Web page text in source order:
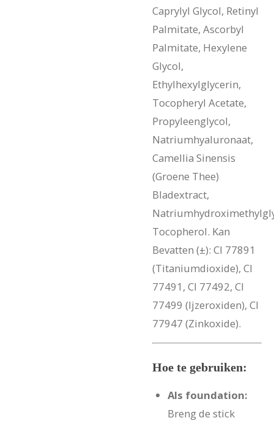
Caprylyl Glycol, Retinyl
Palmitate, Ascorbyl
Palmitate, Hexylene
Glycol,
Ethylhexylglycerin,
Tocopheryl Acetate,
Propyleenglycol,
Natriumhyaluronaat,
Camellia Sinensis
(Groene Thee)
Bladextract,
Tocopherol. Kan
Bevatten (±): CI 77891
(Titaniumdioxide), CI
77491, CI 77492, CI
77499 (Ijzeroxiden), CI
77947 (Zinkoxide).
Hoe te gebruiken:
Als foundation:
Breng de stick